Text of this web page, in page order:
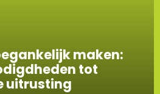
maken:
tot
uitrusting